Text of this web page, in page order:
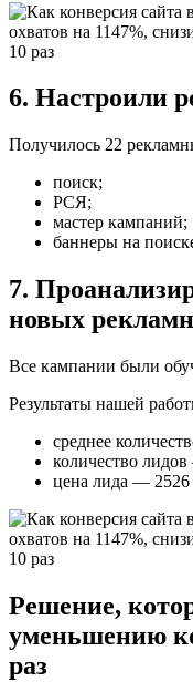
6. Настроили
Получилось 22
поиск;
РСЯ;
мастер кампаний;
баннеры на
7.
новых
Все кампании были
Результаты нашей
среднее
количество
цена лида — 2526
Решение,
уменьшению
раз